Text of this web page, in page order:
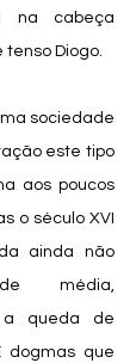
na cabeça
Diogo.
este tipo
aos poucos
o século XVI
ainda não
média,
a queda de
dogmas que